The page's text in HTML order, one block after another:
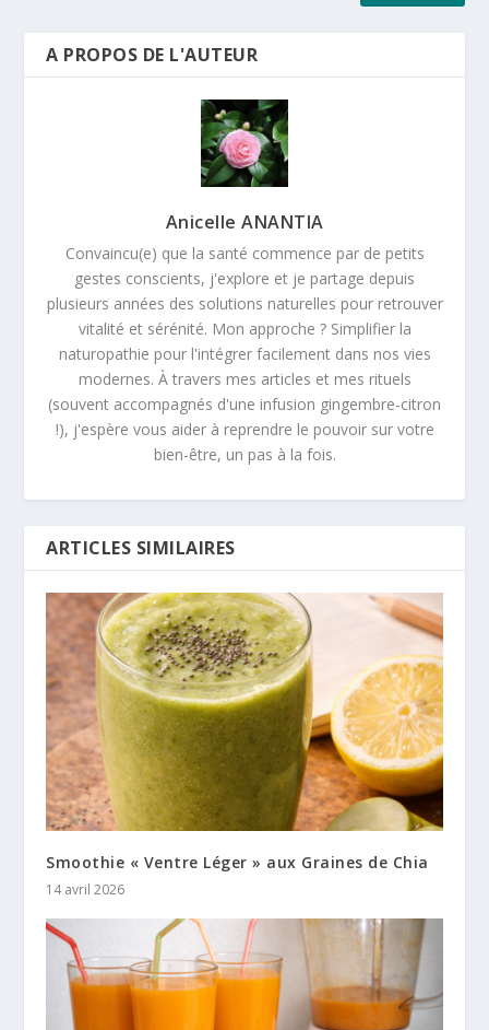
A PROPOS DE L'AUTEUR
Anicelle ANANTIA
Convaincu(e) que la santé commence par de petits
gestes conscients, j'explore et je partage depuis
plusieurs années des solutions naturelles pour retrouver
vitalité et sérénité. Mon approche ? Simplifier la
naturopathie pour l'intégrer facilement dans nos vies
modernes. À travers mes articles et mes rituels
(souvent accompagnés d'une infusion gingembre-citron
!), j'espère vous aider à reprendre le pouvoir sur votre
bien-être, un pas à la fois.
ARTICLES SIMILAIRES
Smoothie « Ventre Léger » aux Graines de Chia
14 avril 2026